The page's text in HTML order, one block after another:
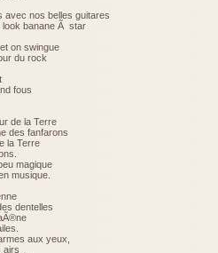
avec nos belles guitares
look banane Ã star
on swingue
du rock
fous
de la Terre
des fanfarons
la Terre
magique
musique.
dentelles
aux yeux,
airs